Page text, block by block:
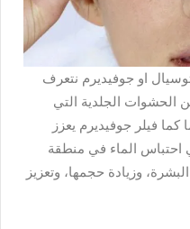
او جوفيديرم نتعرف
الحشوات الجلدية التي
فيلر جوفيديرم يعزز
احتباس الماء في منطقة
وزيادة حجمها، وتعزيز